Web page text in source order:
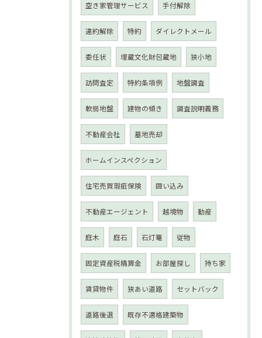
空き家管理サービス 手付解除
違約解除 特約 ダイレクトメール
委任状 埋蔵文化財包蔵地 狭小地
訪問査定 特約条項例 地盤調査
軟弱地盤 建物の傾き 調査説明義務
不動産会社 墓地売却
ホームインスペクション
住宅売買瑕疵保険 囲い込み
不動産エージェント 越境物 動産
庭木 庭石 石灯篭 従物
固定資産税精算金 お部屋探し 持ち家
賃貸物件 狭あい道路 セットバック
道路後退 既存不適格建築物